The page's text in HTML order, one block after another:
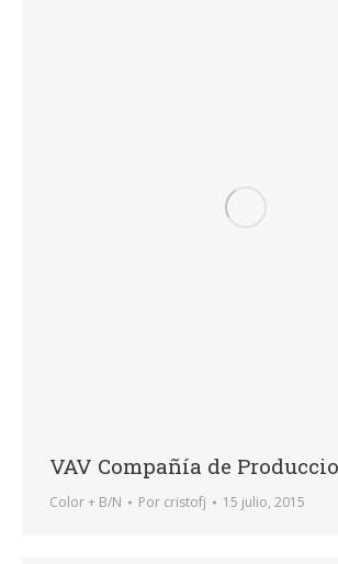
VAV Compañía de
Color + B/N Por cristofj 15 julio, 2015